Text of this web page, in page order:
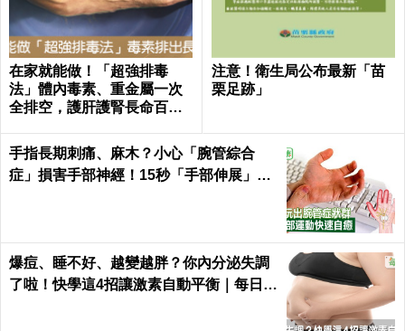
在家就能做！「超強排毒
法」體內毒素、重金屬一次
全排空，護肝護腎長命百歲
注意！衛生局公布最新「苗
栗足跡」
手指長期刺痛、麻木？小心「腕管綜合
症」損害手部神經！15秒「手部伸展」這
爆痘、睡不好、越變越胖？你內分泌失調
了啦！快學這4招讓激素自動平衡｜每日健